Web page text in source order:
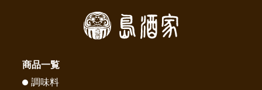
商品一覧
調味料